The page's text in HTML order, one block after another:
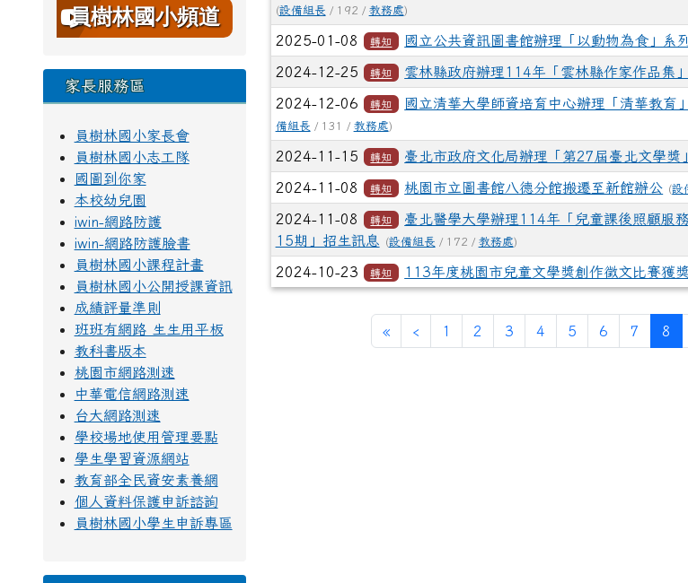
表
員樹林國小頻道
家長服務區
員樹林國小家長會
員樹林國小志工隊
國圖到你家
本校幼兒園
iwin-網路防護
iwin-網路防護臉書
員樹林國小課程計畫
員樹林國小公開授課資訊
成績評量準則
班班有網路 生生用平板
教科書版本
桃園市網路測速
中華電信網路測速
台大網路測速
學校場地使用管理要點
學生學習資源網站
教育部全民資安素養網
個人資料保護申訴諮詢
員樹林國小學生申訴專區
(設備組長 / 192 / 教務處)
2025-01-08 轉知 國立公共資訊圖書館辦理「以動物為食」系
2024-12-25 轉知 雲林縣政府辦理114年「雲林縣作家作品集
2024-12-06 轉知 國立清華大學師資培育中心辦理「清華教
備組長 / 131 / 教務處)
2024-11-15 轉知 臺北市政府文化局辦理「第27屆臺北文學獎」
2024-11-08 轉知 桃園市立圖書館八德分館搬遷至新館辦公 (設
2024-11-08 轉知
臺北醫學大學辦理114年「兒童課後照顧服
15期」招生訊息
(設備組長 / 172 / 教務處)
2024-10-23 轉知 113年度桃園市兒童文學獎創作徵文比賽獲
«第一頁
‹ 上一頁
1 2 3 4 5 6 7 8 (